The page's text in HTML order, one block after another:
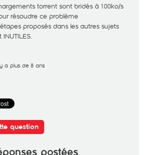
torrent sont bridés à 100ko/s
résoudre ce problème
proposés dans les autres sujets
a plus de 8 ans
question
postées